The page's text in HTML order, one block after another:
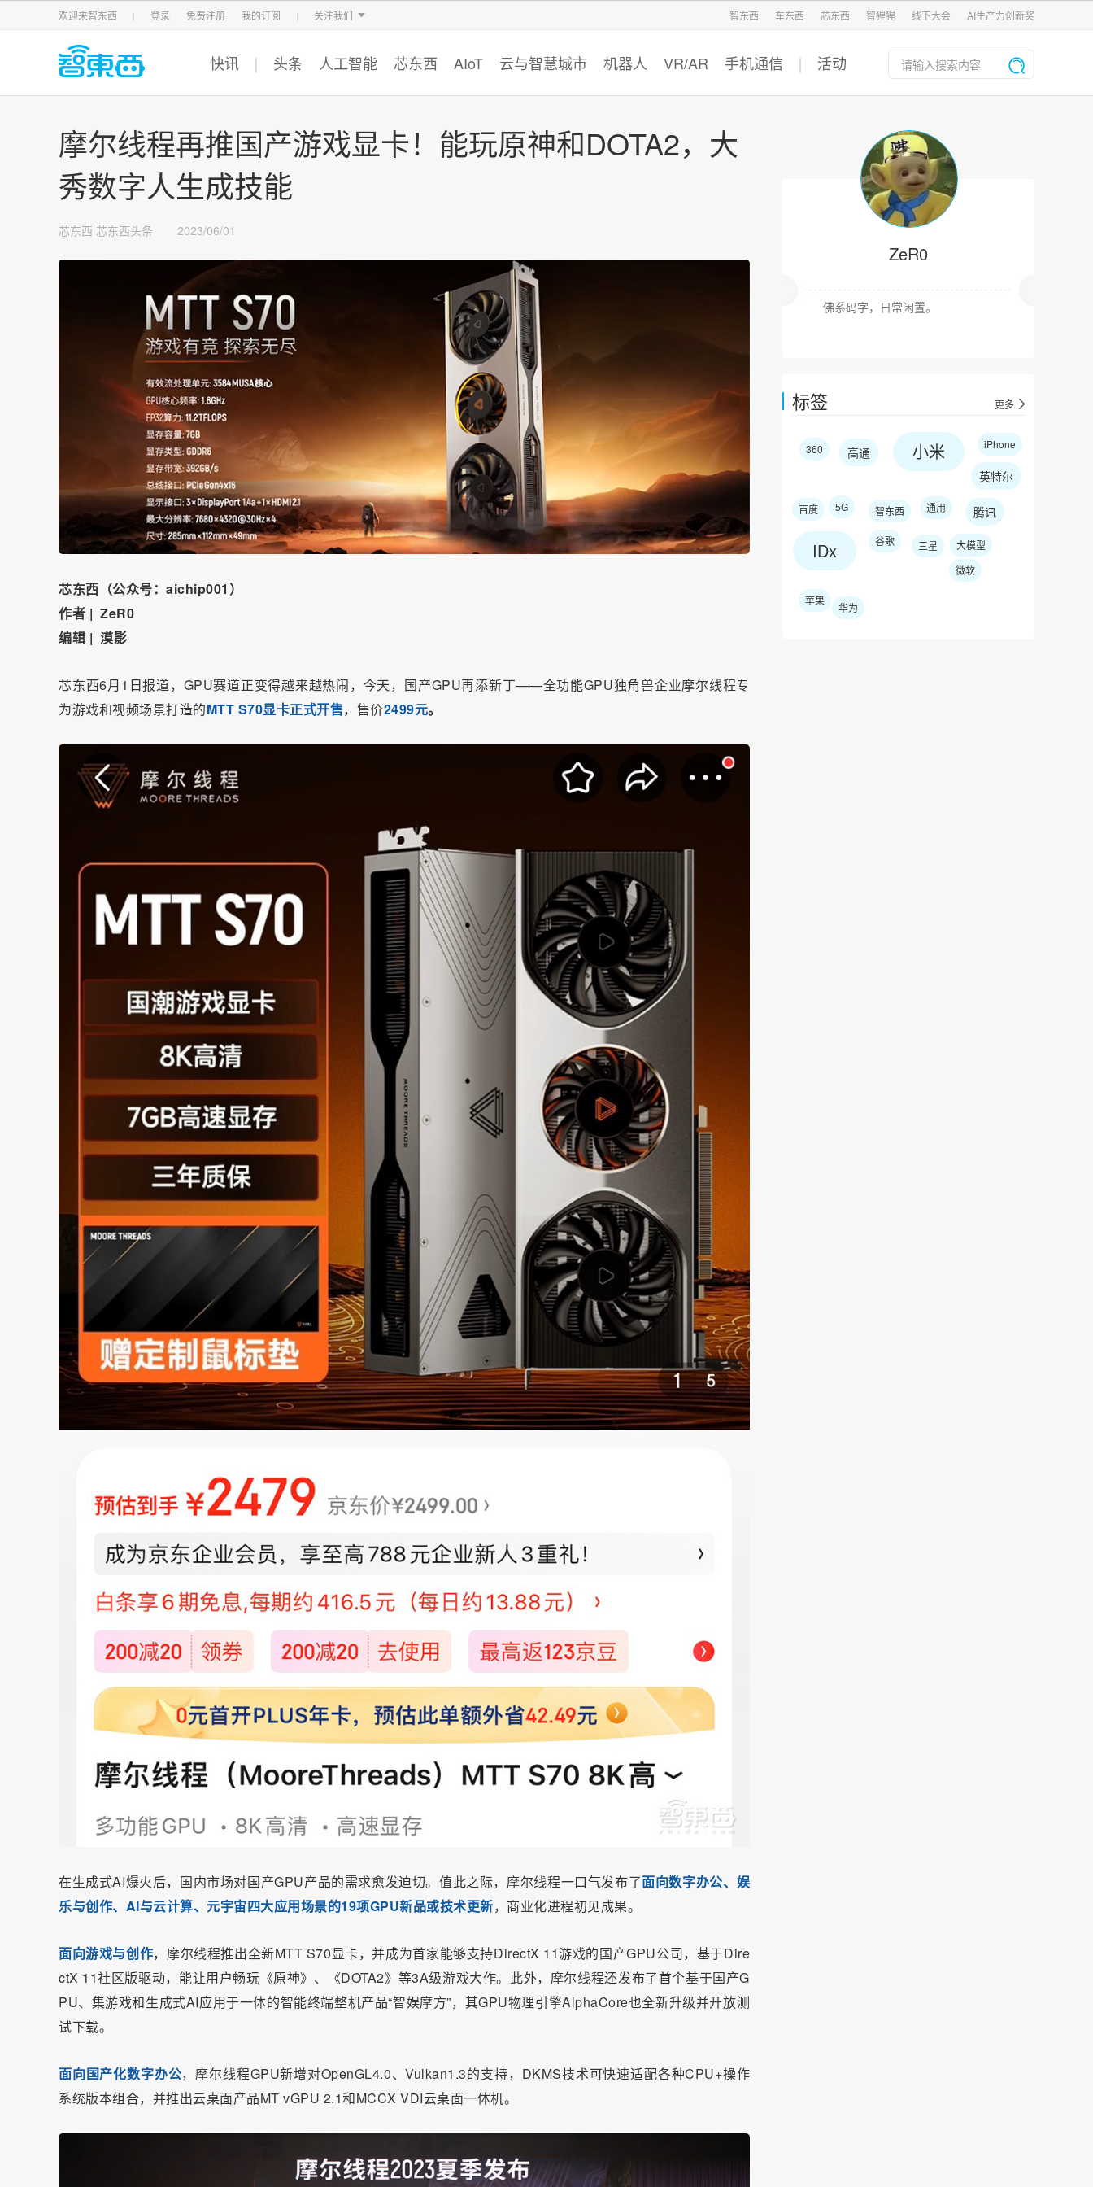
欢迎来智东西 登录 免费注册 我的订阅 关注我们
智东西 车东西 芯东西 智猩猩
智东西 车东西 芯东西 智猩猩 线下大会 AI生产力创新奖
快讯 头条 人工智能 芯东西 AIoT 云与智慧城市 机器人 VR/AR 手机通信 活动
ZeR0
佛系码字，日常闲置。
标签 更多
360 高通 小米 iPhone
英特尔
百度 5G 智东西 通用 腾讯
IDx 谷歌 三星
大模型
微软
苹果
华为
摩尔线程再推国产游戏显卡！能玩原神和DOTA2，大
秀数字人生成技能
芯东西 芯东西头条 2023/06/01
芯东西（公众号：aichip001）
作者 | ZeR0
编辑 | 漠影
芯东西6月1日报道，GPU赛道正变得越来越热闹，今天，国产GPU再添新丁——全功能GPU独角兽企业摩尔线程专
为游戏和视频场景打造的MTT S70显卡正式开售，售价2499元。
在生成式AI爆火后，国内市场对国产GPU产品的需求愈发迫切。值此之际，摩尔线程一口气发布了面向数字办公、娱
乐与创作、AI与云计算、元宇宙四大应用场景的19项GPU新品或技术更新，商业化进程初见成果。
面向游戏与创作，摩尔线程推出全新MTT S70显卡，并成为首家能够支持DirectX 11游戏的国产GPU公司，基于Dire
ctX 11社区版驱动，能让用户畅玩《原神》、《DOTA2》等3A级游戏大作。此外，摩尔线程还发布了首个基于国产G
PU、集游戏和生成式AI应用于一体的智能终端整机产品“智娱摩方”，其GPU物理引擎AlphaCore也全新升级并开放测
试下载。
面向国产化数字办公，摩尔线程GPU新增对OpenGL4.0、Vulkan1.3的支持， DKMS技术可快速适配各种CPU+操作
系统版本组合，并推出云桌面产品MT vGPU 2.1和MCCX VDI云桌面一体机。